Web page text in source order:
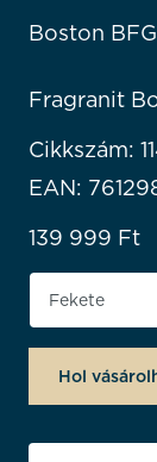
Boston
Fragranit
Cikkszám:
EAN:
139 999 Ft
Termék színe
Hol